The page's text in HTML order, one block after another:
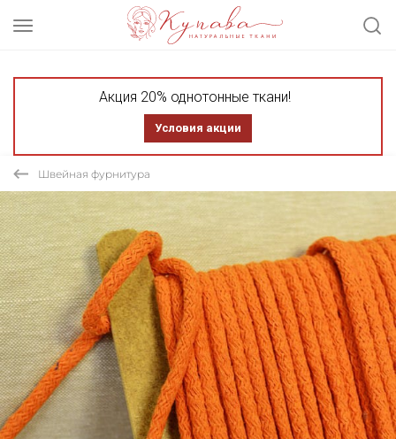
Акция 20% однотонные ткани!
Условия акции
Швейная фурнитура